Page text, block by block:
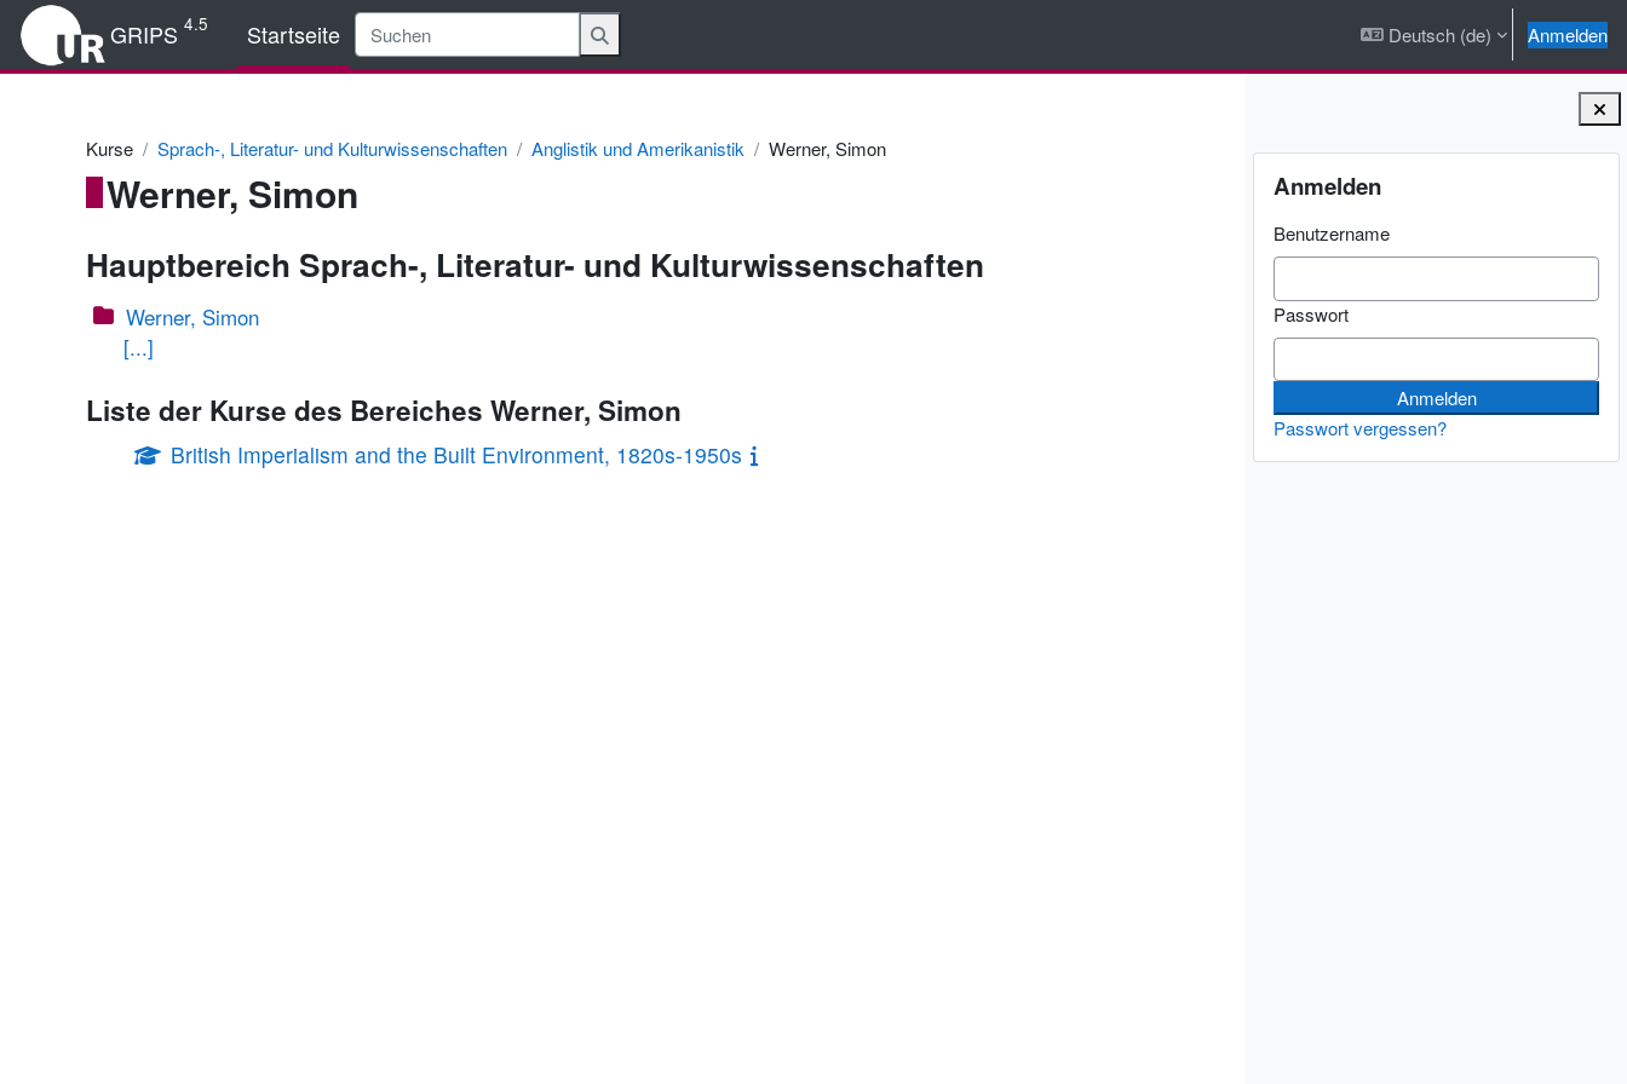
Zum Hauptinhalt
GRIPS 4.5 Startseite Deutsch ‎(de)‎ Anmelden
Blöcke
Anmelden
Benutzername
Passwort
Passwort vergessen?
Kurse Sprach-, Literatur- und Kulturwissenschaften Anglistik und Amerikanistik Werner, Simon
Werner, Simon
Hauptbereich Sprach-, Literatur- und Kulturwissenschaften
Werner, Simon
[...]
Liste der Kurse des Bereiches Werner, Simon
British Imperialism and the Built Environment, 1820s-1950s